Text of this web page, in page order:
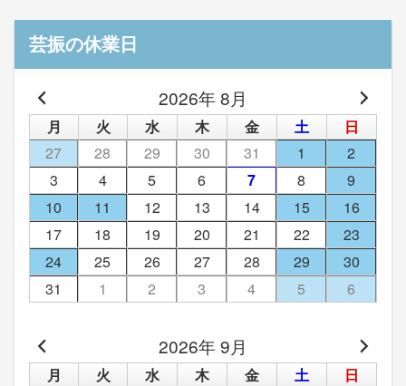
芸振の休業日
2026年 8月
月 火 水 木 金 土
日
27
28 29 30 31 1
2
3
4 5 6 7 8
9
10
11 12 13 14 15
16
17
18 19 20 21 22
23
24
25 26 27 28 29
30
31
1 2 3 4 5 6
2026年 9月
月 火 水 木 金 土
日